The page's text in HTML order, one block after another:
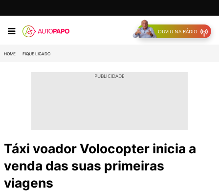
OUVIU NA RÁDIO
HOME FIQUE LIGADO
Táxi voador Volocopter inicia a
venda das suas primeiras
viagens